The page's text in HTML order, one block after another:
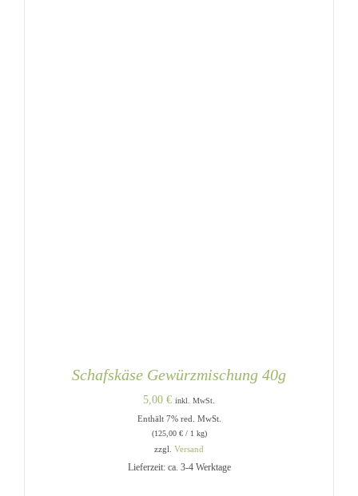
Schafskäse Gewürzmischung 40g
5,00 € inkl. MwSt.
Enthält 7% red. MwSt.
(125,00 €/ 1 kg)
zzgl. Versand
Lieferzeit: ca. 3-4 Werktage